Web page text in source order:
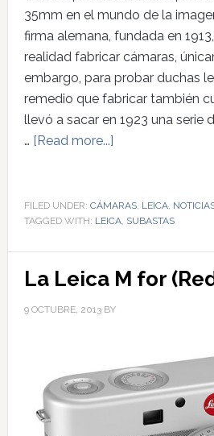
35mm en el mundo de la
firma alemana, fundada en
realidad fabricar cámaras,
embargo, para probar duchas
remedio que fabricar también
llevó a sacar en 1923 una serie
… [Read more...]
FILED UNDER: CÁMARAS, LEICA,
TAGGED WITH: LEICA, SUBASTAS
La Leica M for
9 OCTUBRE, 2013BY